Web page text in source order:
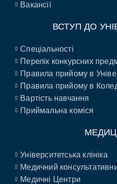
Вакансії
ВСТУП ДО
Спеціальності
Перелік конкурсних
Правила прийому в
Правила прийому в
Вартість навчання
Приймальна коміся
Університетська клініка
Медичний
Медичні Центри